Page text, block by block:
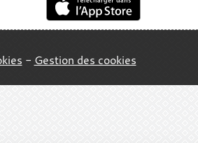
Gestion des cookies